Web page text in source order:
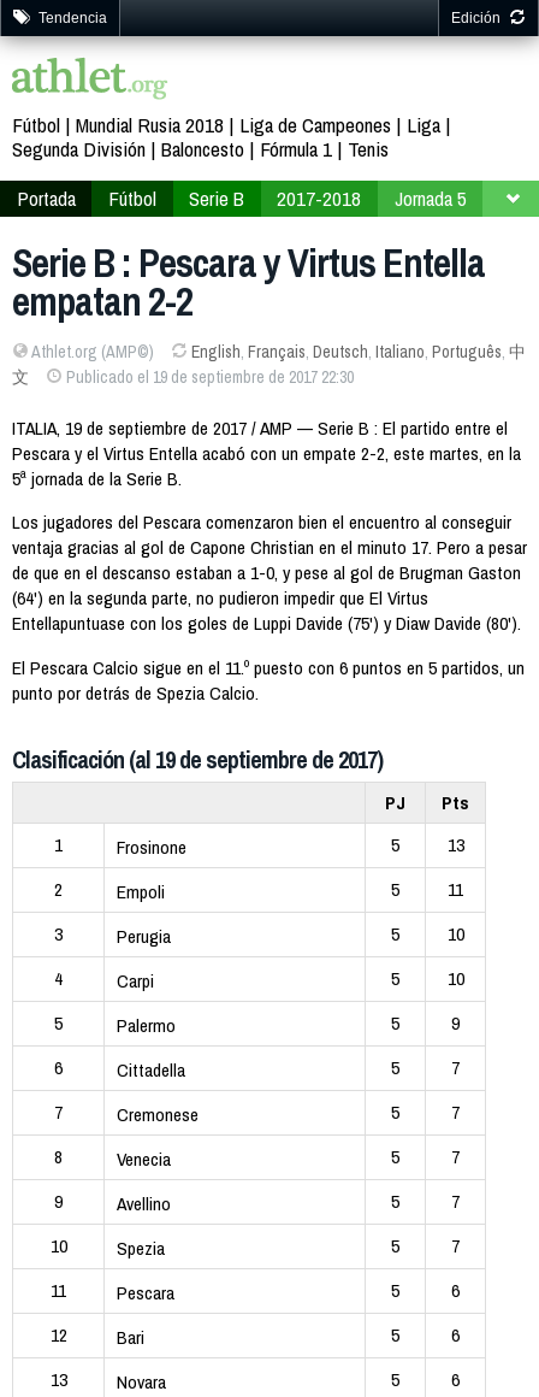
Tendencia Edición
Fútbol Mundial Rusia 2018 Liga de Campeones
Liga
Segunda División Baloncesto Fórmula 1
Tenis
Portada
Fútbol Serie B 2017-2018 Jornada 5
Serie B : Pescara y Virtus Entella
empatan 2-2
Athlet.org (AMP©) English, Français, Deutsch, Italiano, Português, 中
文
Publicado el 19 de septiembre de 2017 22:30
ITALIA, 19 de septiembre de 2017 / AMP — Serie B : El partido entre el
Pescara y el Virtus Entella acabó con un empate 2-2, este martes, en la
5ª jornada de la Serie B.
Los jugadores del Pescara comenzaron bien el encuentro al conseguir
ventaja gracias al gol de Capone Christian en el minuto 17. Pero a pesar
de que en el descanso estaban a 1-0, y pese al gol de Brugman Gaston
(64') en la segunda parte, no pudieron impedir que El Virtus
Entellapuntuase con los goles de Luppi Davide (75') y Diaw Davide (80').
El Pescara Calcio sigue en el 11.º puesto con 6 puntos en 5 partidos, un
punto por detrás de Spezia Calcio.
Clasificación (al 19 de septiembre de 2017)
PJ
Pts
1
Frosinone 5
13
2
Empoli 5
11
3
Perugia 5
10
4
Carpi 5
10
5
Palermo 5
9
6
Cittadella 5
7
7
Cremonese 5
7
8
Venecia 5
7
9
Avellino 5
7
10
Spezia 5
7
11
Pescara 5
6
12
Bari 5
6
13
Novara 5
6